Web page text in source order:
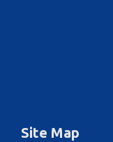
Site Map